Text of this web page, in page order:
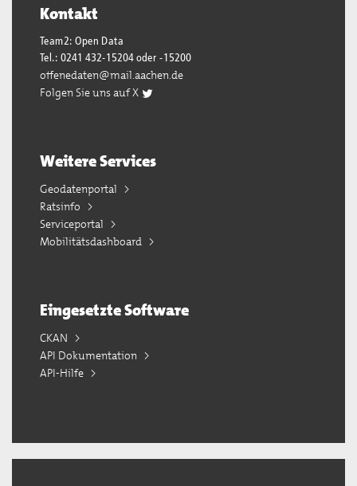
Kontakt
Team2: Open Data
Tel.: 0241 432-15204 oder -15200
offenedaten@mail.aachen.de
Folgen Sie uns auf X
Weitere Services
Geodatenportal
Ratsinfo
Serviceportal
Mobilitätsdashboard
Eingesetzte Software
CKAN
API Dokumentation
API-Hilfe